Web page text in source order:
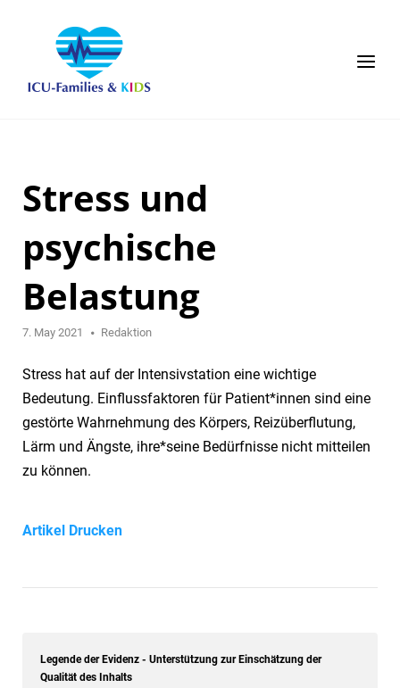
Menu
Stress und
psychische
Belastung
7. May 2021 Redaktion
Stress hat auf der Intensivstation eine wichtige
Bedeutung. Einflussfaktoren für Patient*innen sind eine
gestörte Wahrnehmung des Körpers, Reizüberflutung,
Lärm und Ängste, ihre*seine Bedürfnisse nicht mitteilen
zu können.
Artikel Drucken
Legende der Evidenz - Unterstützung zur Einschätzung der
Qualität des Inhalts